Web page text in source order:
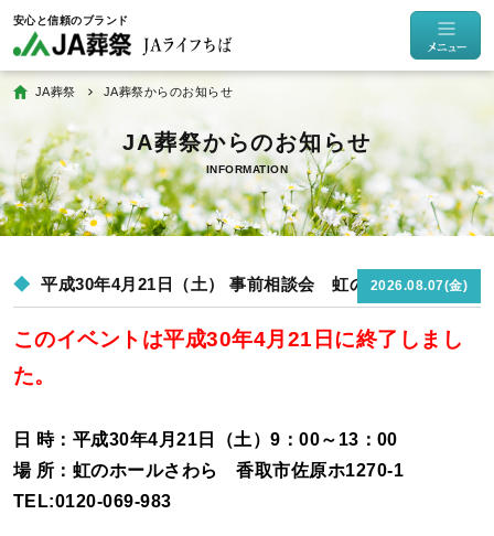
JA葬祭 JA葬祭からのお知らせ
INFORMATION
平成30年4月21日（土） 事前相談会 虹のホールさわら
2026.08.07(金)
このイベントは平成30年4月21日に終了しまし
た。
日 時：平成30年4月21日（土）9：00～13：00
場 所：虹のホールさわら 香取市佐原ホ1270-1
TEL:0120-069-983